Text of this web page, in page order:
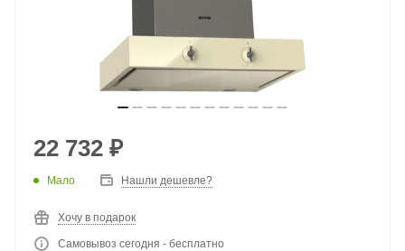
22 732 ₽
Мало Нашли дешевле?
Хочу в подарок
Самовывоз сегодня - бесплатно